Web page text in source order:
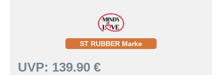
ST RUBBER Marke
UVP: 139.90 €